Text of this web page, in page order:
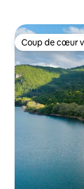
Coup de cœur
Coup de cœur